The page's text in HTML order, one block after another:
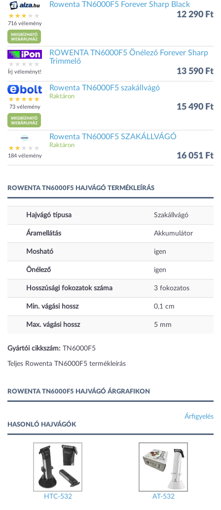
716 vélemény
Rowenta TN6000F5 Forever Sharp Black
12 290 Ft
Írj véleményt!
ROWENTA TN6000F5 Önélező Forever Sharp
Trimmelő
13 590 Ft
73 vélemény
Rowenta TN6000F5 szakállvágó
Raktáron
15 490 Ft
184 vélemény
Rowenta TN6000F5 SZAKÁLLVÁGÓ
Raktáron
16 051 Ft
ROWENTA TN6000F5 HAJVÁGÓ TERMÉKLEÍRÁS
Hajvágó típusa Szakállvágó
Áramellátás Akkumulátor
Mosható igen
Önélező igen
Hosszúsági fokozatok száma 3 fokozatos
Min. vágási hossz 0,1 cm
Max. vágási hossz 5 mm
Gyártói cikkszám: TN6000F5
Teljes Rowenta TN6000F5 termékleírás
ROWENTA TN6000F5 HAJVÁGÓ ÁRGRAFIKON
Árfigyelés
HASONLÓ HAJVÁGÓK
HTC-532 AT-532